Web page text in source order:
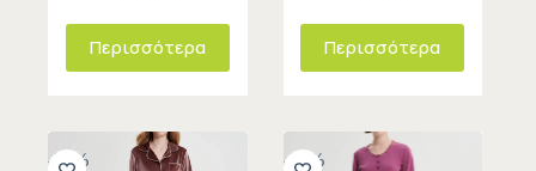
Περισσότερα Περισσότερα
-30% -30%